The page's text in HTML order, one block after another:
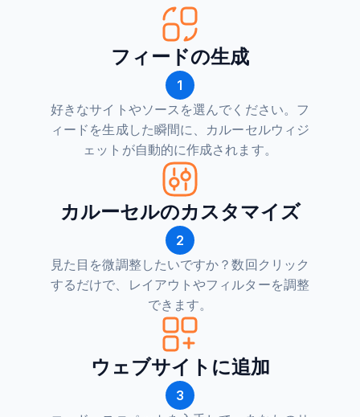
フィードの生成
1
好きなサイトやソースを選んでください。フ
ィードを生成した瞬間に、カルーセルウィジ
ェットが自動的に作成されます。
カルーセルのカスタマイズ
2
見た目を微調整したいですか？数回クリック
するだけで、レイアウトやフィルターを調整
できます。
ウェブサイトに追加
3